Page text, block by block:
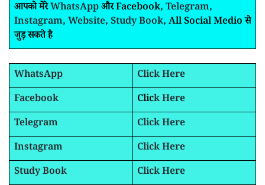
आपको मेरेWhatsAppऔर Facebook, Telegram,
Instagram, Website, Study Book, All Social Medio से
जुड़ सकते है
WhatsApp
Click Here
Facebook
Click Here
Telegram
Click Here
Instagram
Click Here
Study Book
Click Here